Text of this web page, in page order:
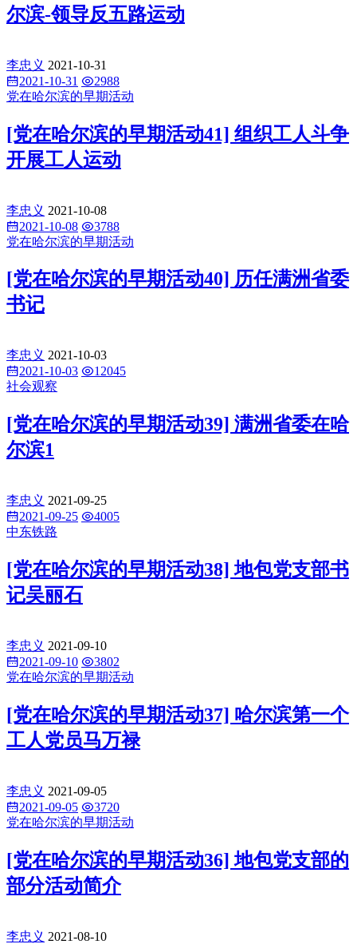
尔滨-领导反五路运动
李忠义 2021-10-31
2021-10-31
2988
党在哈尔滨的早期活动
[党在哈尔滨的早期活动41] 组织工人斗争
开展工人运动
李忠义 2021-10-08
2021-10-08
3788
党在哈尔滨的早期活动
[党在哈尔滨的早期活动40] 历任满洲省委
书记
李忠义 2021-10-03
2021-10-03
12045
社会观察
[党在哈尔滨的早期活动39] 满洲省委在哈
尔滨1
李忠义 2021-09-25
2021-09-25
4005
中东铁路
[党在哈尔滨的早期活动38] 地包党支部书
记吴丽石
李忠义 2021-09-10
2021-09-10
3802
党在哈尔滨的早期活动
[党在哈尔滨的早期活动37] 哈尔滨第一个
工人党员马万禄
李忠义 2021-09-05
2021-09-05
3720
党在哈尔滨的早期活动
[党在哈尔滨的早期活动36] 地包党支部的
部分活动简介
李忠义 2021-08-10